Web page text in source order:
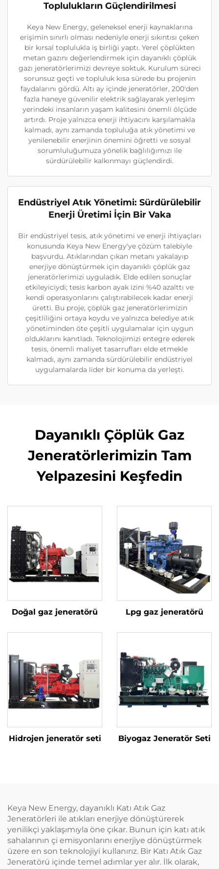
Toplulukların Güçlendirilmesi
Keya New Energy, geleneksel enerji kaynaklarına
erişimin sınırlı olması nedeniyle enerji sıkıntısı çeken
bir kırsal toplulukla iş birliği yaptı. Yerel çöplükten
metan gazını değerlendirmek için dayanıklı çöplük
gazı jeneratörlerimizi devreye soktuk. Kurulum süreci
sorunsuz geçti ve topluluk kısa sürede bu projenin
faydalarını gördü. Altı ay içinde jeneratörler, 200'den
fazla haneye güvenilir elektrik sağlayarak yerleşim
yerindeki insanların yaşam kalitesini önemli ölçüde
artırdı. Proje yalnızca enerji ihtiyacını karşılamakla
kalmadı, aynı zamanda topluluğa atık yönetimi ve
yenilenebilir enerjinin önemini öğretti ve sosyal
sorumluluğumuza yönelik bağlılığımızı ile
sürdürülebilir kalkınmayı güçlendirdi.
Endüstriyel Atık Yönetimi: Sürdürülebilir
Enerji Üretimi İçin Bir Vaka
Bir endüstriyel tesis, atık yönetimi ve enerji ihtiyaçları
konusunda Keya New Energy'ye çözüm talebiyle
başvurdu. Atıklarından çıkan metanı yakalayıp
enerjiye dönüştürmek için dayanıklı çöplük gaz
jeneratörlerimizi uyguladık. Elde edilen sonuçlar
etkileyiciydi; tesis karbon ayak izini %40 azalttı ve
kendi operasyonlarını çalıştırabilecek kadar enerji
üretti. Bu proje, çöplük gaz jeneratörlerimizin
çeşitliliğini ortaya koydu ve yalnızca belediye atık
yönetiminden öte çeşitli uygulamalar için uygun
olduklarını kanıtladı. Teknolojimizi entegre ederek
tesis, önemli maliyet tasarrufları elde etmekle
kalmadı, aynı zamanda sürdürülebilir endüstriyel
uygulamalarda lider bir konuma da yerleşti.
Dayanıklı Çöplük Gaz
Jeneratörlerimizin Tam
Yelpazesini Keşfedin
Doğal gaz jeneratörü Lpg gaz jeneratörü
Hidrojen jeneratör seti Biyogaz Jeneratör Seti
Keya New Energy, dayanıklı Katı Atık Gaz
Jeneratörleri ile atıkları enerjiye dönüştürerek
yenilikçi yaklaşımıyla öne çıkar. Bunun için katı atık
sahalarının çi emisyonlarını enerjiye dönüştürmek
üzere en son teknolojiyi kullanırız. Bir Katı Atık Gaz
Jeneratörü içinde temel adımlar yer alır. İlk olarak,